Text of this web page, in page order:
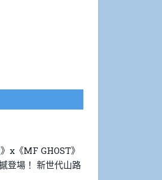
x《MF GHOST》
登場！ 新世代山路